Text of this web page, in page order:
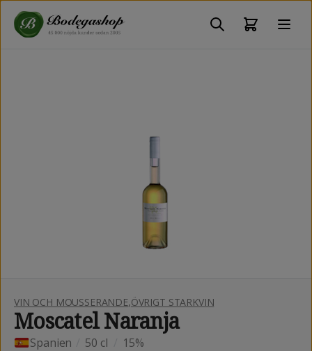
VIN OCH MOUSSERANDE,ÖVRIGT STARKVIN
Moscatel Naranja
Spanien 50 cl 15%